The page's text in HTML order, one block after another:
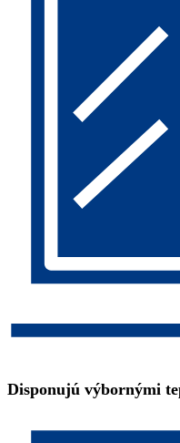
Disponujú výbornými